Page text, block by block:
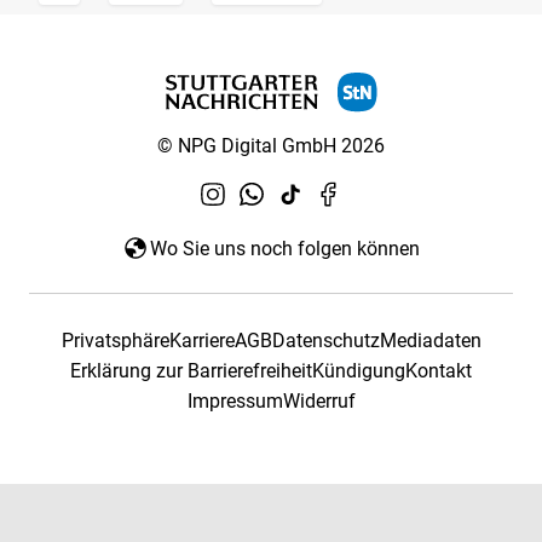
© NPG Digital GmbH 2026
Wo Sie uns noch folgen können
PrivatsphäreKarriereAGBDatenschutzMediadaten
Erklärung zur BarrierefreiheitKündigungKontakt
ImpressumWiderruf